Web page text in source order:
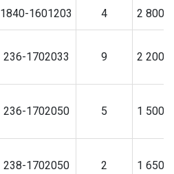
1840-1601203 4 2 800
236-1702033 9 2 200
236-1702050 5 1 500
238-1702050 2 1 650